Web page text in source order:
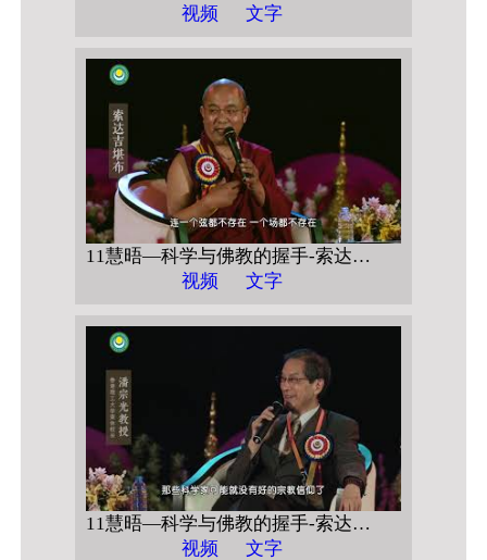
视频
文字
11慧晤—科学与佛教的握手-索达吉堪布对话潘宗光教授-->>科学的佛教的握手 访谈3 如果你没有震惊
视频
文字
11慧晤—科学与佛教的握手-索达吉堪布对话潘宗光教授-->>科学的佛教的握手 访谈4 科学家的宗教信仰
视频
文字